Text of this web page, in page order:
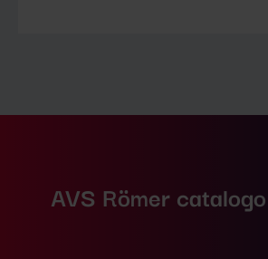
AVS Römer